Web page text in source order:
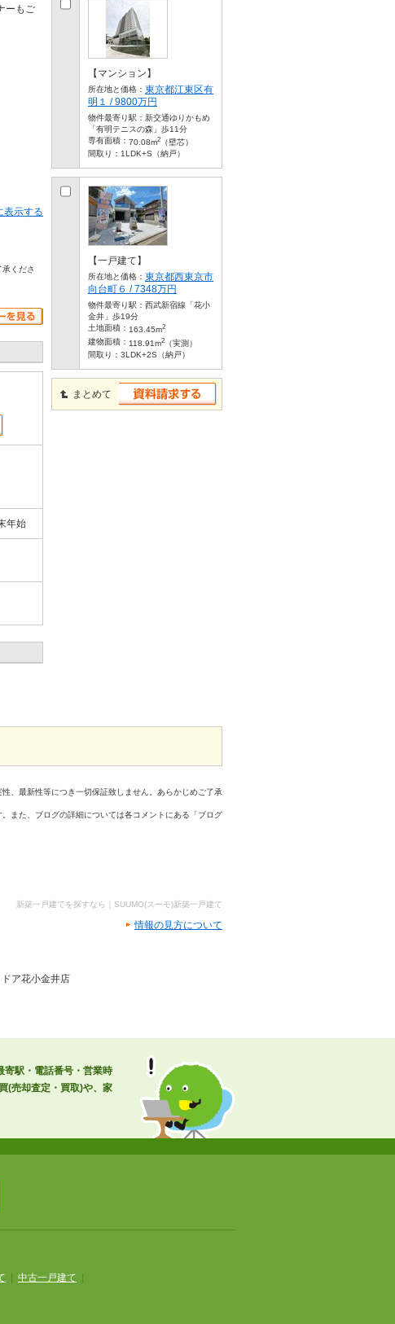
ーもご
表示する
くださ
年始
【マンション】
所在地と価格： 東京都江東区有
明１ / 9800万円
物件最寄り駅： 新交通ゆりかもめ
「有明テニスの森」歩11分
専有面積： 70.08m2 （壁芯）
間取り： 1LDK+S（納戸）
【一戸建て】
所在地と価格： 東京都西東京市
向台町６ / 7348万円
物件最寄り駅： 西武新宿線「花小
金井」歩19分
土地面積： 163.45m2
建物面積： 118.91m2 （実測）
間取り： 3LDK+2S（納戸）
まとめて
、最新性等につき一切保証致しません。あらかじめご了承
また、ブログの詳細については各コメントにある「ブログ
新築一戸建てを探すなら｜SUUMO(スーモ)新築一戸建て
情報の見方について
ア花小金井店
寄駅・電話番号・営業時
(売却査定・買取)や、家
中古一戸建て